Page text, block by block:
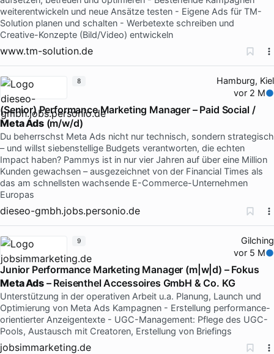
weiterentwickeln und neue Ansätze testen - Eigene Ads für TM-
Solution planen und schalten - Werbetexte schreiben und
Creative-Konzepte (Bild/Video) entwickeln
www.tm-solution.de
Hamburg, Kiel
vor 2 M
(Senior) Performance Marketing Manager – Paid Social /
Meta Ads(m/w/d)
Du beherrschst Meta Ads nicht nur technisch, sondern strategisch
– und willst siebenstellige Budgets verantworten, die echten
Impact haben? Pammys ist in nur vier Jahren auf über eine Million
Kunden gewachsen – ausgezeichnet von der Financial Times als
das am schnellsten wachsende E-Commerce-Unternehmen
Europas
dieseo-gmbh.jobs.personio.de
8
Gilching
vor 5 M
Junior Performance Marketing Manager (m|w|d) – Fokus
Meta Ads– Reisenthel Accessoires GmbH & Co. KG
Unterstützung in der operativen Arbeit u.a. Planung, Launch und
Optimierung von Meta Ads Kampagnen - Erstellung performance-
orientierter Anzeigentexte - UGC-Management: Pflege des UGC-
Pools, Austausch mit Creatoren, Erstellung von Briefings
jobsimmarketing.de
9